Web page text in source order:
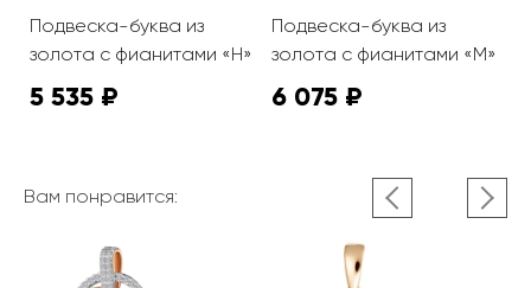
Подвеска-буква из
золота с фианитами «Н»
5 535 ₽
Подвеска-буква из
золота с фианитами «М»
6 075 ₽
Вам понравится: